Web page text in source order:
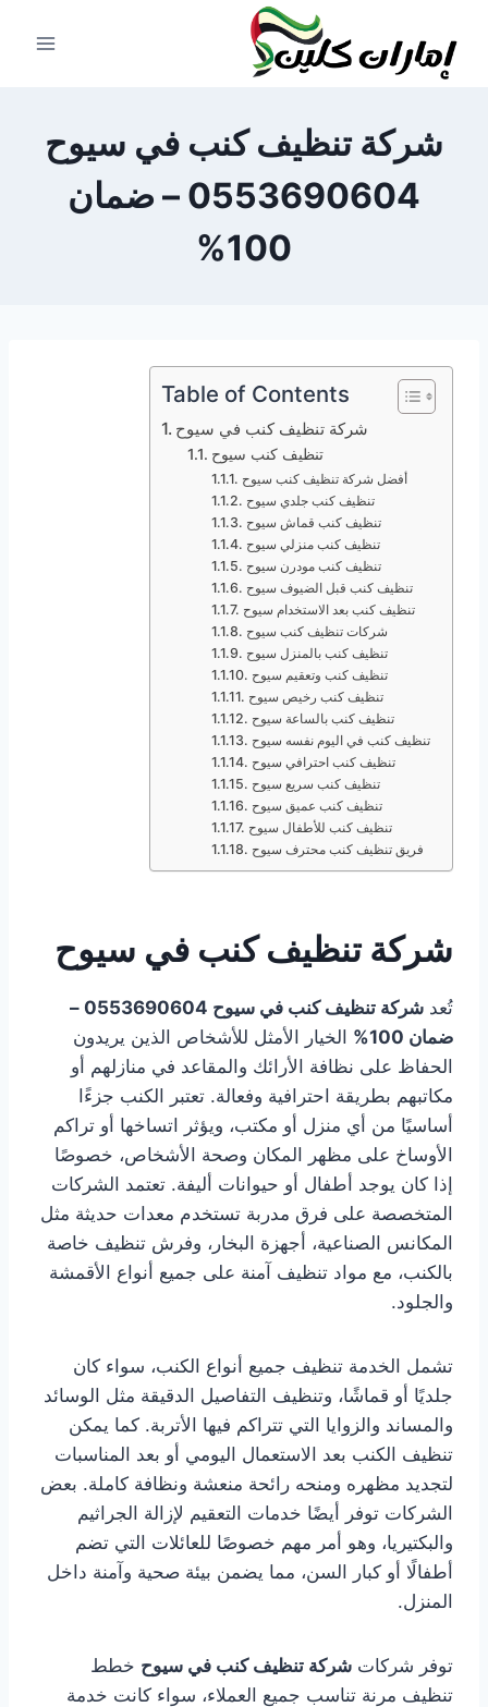
المحتوى
شركة تنظيف كنب في سيوح
0553690604 – ضمان
100%
Table of Contents
شركة تنظيف كنب في سيوح
تنظيف كنب سيوح
أفضل شركة تنظيف كنب سيوح
تنظيف كنب جلدي سيوح
تنظيف كنب قماش سيوح
تنظيف كنب منزلي سيوح
تنظيف كنب مودرن سيوح
تنظيف كنب قبل الضيوف سيوح
تنظيف كنب بعد الاستخدام سيوح
شركات تنظيف كنب سيوح
تنظيف كنب بالمنزل سيوح
تنظيف كنب وتعقيم سيوح
تنظيف كنب رخيص سيوح
تنظيف كنب بالساعة سيوح
تنظيف كنب في اليوم نفسه سيوح
تنظيف كنب احترافي سيوح
تنظيف كنب سريع سيوح
تنظيف كنب عميق سيوح
تنظيف كنب للأطفال سيوح
فريق تنظيف كنب محترف سيوح
شركة تنظيف كنب في سيوح
تُعد
شركة تنظيف كنب في سيوح 0553690604 –
ضمان 100%
الخيار الأمثل للأشخاص الذين يريدون
الحفاظ على نظافة الأرائك والمقاعد في منازلهم أو
مكاتبهم بطريقة احترافية وفعالة. تعتبر الكنب جزءًا
أساسيًا من أي منزل أو مكتب، ويؤثر اتساخها أو تراكم
الأوساخ على مظهر المكان وصحة الأشخاص، خصوصًا
إذا كان يوجد أطفال أو حيوانات أليفة. تعتمد الشركات
المتخصصة على فرق مدربة تستخدم معدات حديثة مثل
المكانس الصناعية، أجهزة البخار، وفرش تنظيف خاصة
بالكنب، مع مواد تنظيف آمنة على جميع أنواع الأقمشة
والجلود.
تشمل الخدمة تنظيف جميع أنواع الكنب، سواء كان
جلديًا أو قماشًا، وتنظيف التفاصيل الدقيقة مثل الوسائد
والمساند والزوايا التي تتراكم فيها الأتربة. كما يمكن
تنظيف الكنب بعد الاستعمال اليومي أو بعد المناسبات
لتجديد مظهره ومنحه رائحة منعشة ونظافة كاملة. بعض
الشركات توفر أيضًا خدمات التعقيم لإزالة الجراثيم
والبكتيريا، وهو أمر مهم خصوصًا للعائلات التي تضم
أطفالًا أو كبار السن، مما يضمن بيئة صحية وآمنة داخل
المنزل.
توفر شركات شركة تنظيف كنب في سيوح خطط
تنظيف مرنة تناسب جميع العملاء، سواء كانت خدمة